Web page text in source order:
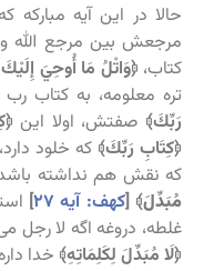
حالا در این آیه
مرجعش بین مرجع الله
کتاب، ﴿وَاتْلُ مَا أُوحِيَ
تره معلومه، به کتاب
رَبِّكَ﴾ صفتش، اولا این
﴿كِتَابِ رَبِّكَ﴾ که خلود
که نقش هم نداشته
مُبَدِّلَ﴾ [کهف: آیه ۲۷ ]
غلطه، دروغه اگه لا رجل
﴿لَا مُبَدِّلَ لِكَلِمَاتِهِ﴾ خدا